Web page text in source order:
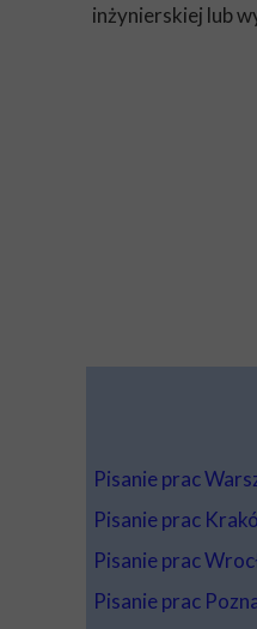
inżynierskiej lub
Pisanie prac
Pisanie prac
Pisanie prac
Pisanie prac